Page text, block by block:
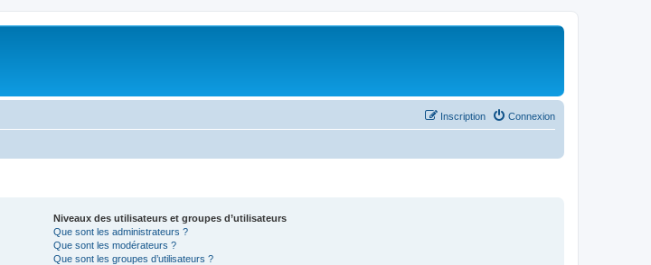
Connexion
Inscription
Niveaux des utilisateurs et groupes d’utilisateurs
Que sont les administrateurs ?
Que sont les modérateurs ?
Que sont les groupes d’utilisateurs ?